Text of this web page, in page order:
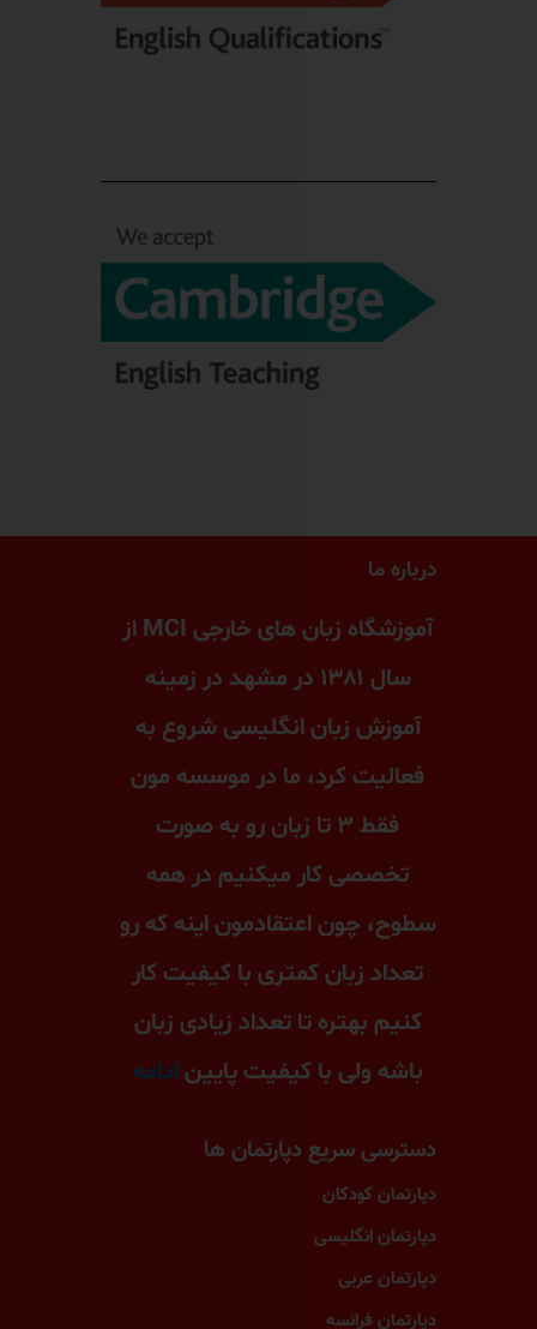
درباره ما
آموزشگاه زبان های خارجی MCI از
سال ۱۳۸۱ در مشهد در زمینه
آموزش زبان انگلیسی شروع به
فعالیت کرد، ما در موسسه مون
فقط ۳ تا زبان رو به صورت
تخصصی کار میکنیم در همه
سطوح، چون اعتقادمون اینه که رو
تعداد زبان کمتری با کیفیت کار
کنیم بهتره تا تعداد زیادی زبان
باشه ولی با کیفیت پایین ادامه
دسترسی سریع دپارتمان ها
دپارتمان کودکان
دپارتمان انگلیسی
دپارتمان عربی
دپارتمان فرانسه